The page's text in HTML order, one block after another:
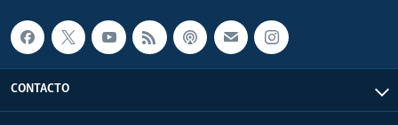
CONTACTO